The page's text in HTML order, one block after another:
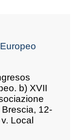
b) XVII
12-
Local